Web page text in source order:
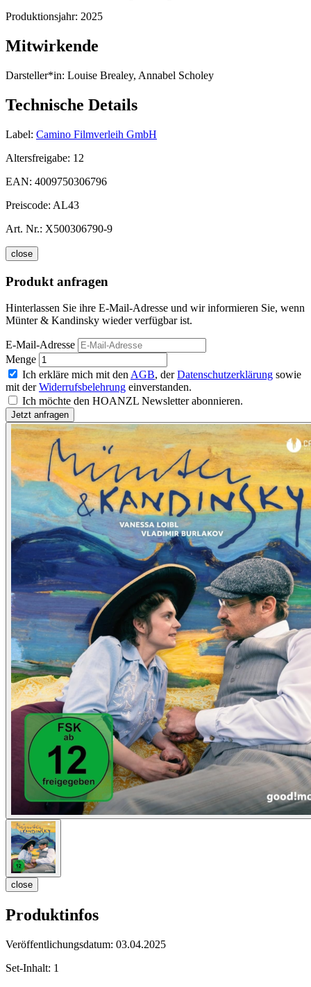
Produktionsjahr: 2025
Mitwirkende
Darsteller*in: Louise Brealey, Annabel Scholey
Technische Details
Label: Camino Filmverleih GmbH
Altersfreigabe: 12
EAN: 4009750306796
Preiscode: AL43
Art. Nr.: X500306790-9
close
Produkt anfragen
Hinterlassen Sie ihre E-Mail-Adresse und wir informieren Sie, wenn
Münter & Kandinsky wieder verfügbar ist.
E-Mail-Adresse
Menge
Ich erkläre mich mit den AGB, derDatenschutzerklärung sowie
mit derWiderrufsbelehrung einverstanden.
Ich möchte den HOANZL Newsletter abonnieren.
close
Produktinfos
Veröffentlichungsdatum: 03.04.2025
Set-Inhalt: 1